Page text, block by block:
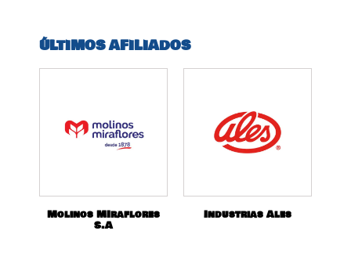
ÚLTIMOS AFILIADOS
Molinos MIraflores
S.A
Industrias Ales